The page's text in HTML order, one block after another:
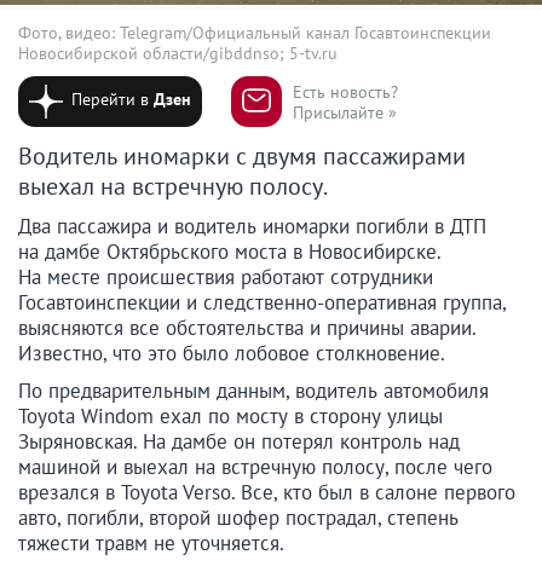
Фото, видео: Telegram/Официальный канал Госавтоинспекции
Новосибирской области/gibddnso; 5-tv.ru
Перейти вДзен
Есть новость?
Присылайте »
Водитель иномарки с двумя пассажирами
выехал на встречную полосу.
Два пассажира и водитель иномарки погибли в ДТП
на дамбе Октябрьского моста в Новосибирске.
На месте происшествия работают сотрудники
Госавтоинспекции и следственно-оперативная группа,
выясняются все обстоятельства и причины аварии.
Известно, что это было лобовое столкновение.
По предварительным данным, водитель автомобиля
Toyota Windom ехал по мосту в сторону улицы
Зыряновская. На дамбе он потерял контроль над
машиной и выехал на встречную полосу, после чего
врезался в Toyota Verso. Все, кто был в салоне первого
авто, погибли, второй шофер пострадал, степень
тяжести травм не уточняется.